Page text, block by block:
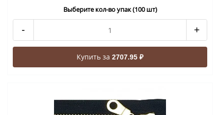
Выберите кол-во упак (100 шт)
- +
Купить за 2707.95 ₽